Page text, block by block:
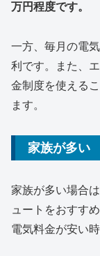
万円程度です。
一方、毎月の電
利です。また、
金制度を使える
ます。
家族が多い
家族が多い場合
ュートをおすす
電気料金が安い